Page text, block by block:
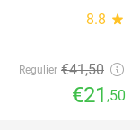
8.8 star
Regulier €41,50
€21 ,50